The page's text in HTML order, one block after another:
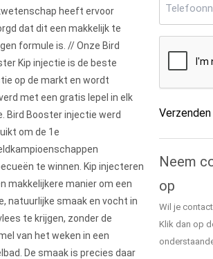
heeft ervoor
dat dit een makkelijk te
formule is. // Onze Bird
Kip injectie is de beste
op de markt en wordt
met een gratis lepel in elk
Bird Booster injectie werd
om de 1e
te winnen. Kip injecteren
makkelijkere manier om een
natuurlijke smaak en vocht in
te krijgen, zonder de
van het weken in een
De smaak is precies daar
Verzenden
Neem
op
Wil je
Klik dan op